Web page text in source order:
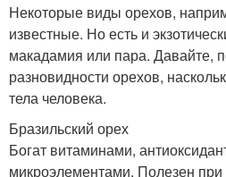
Некоторые виды орехов,
известные. Но есть и
макадамия или пара. Давайте,
разновидности орехов,
тела человека.
Бразильский орех
Богат витаминами,
микроэлементами. Полезен